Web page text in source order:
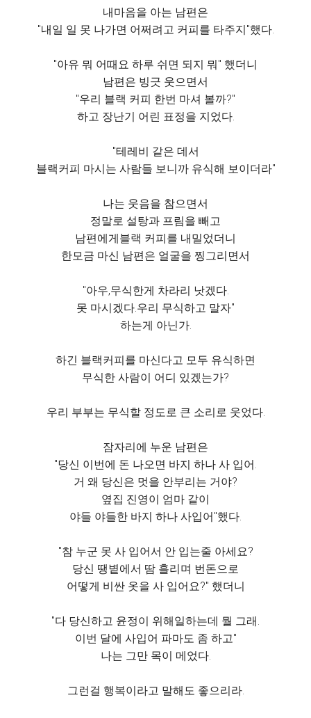
내마음을 아는 남편은
"내일 일 못 나가면 어쩌려고 커피를 타주지"했다.
"아유 뭐 어때요 하루 쉬면 되지 뭐" 했더니
남편은 빙긋 웃으면서
"우리 블랙 커피 한번 마셔 볼까?"
하고 장난기 어린 표정을 지었다.
"테레비 같은 데서
블랙커피 마시는 사람들 보니까 유식해 보이더라"
나는 웃음을 참으면서
정말로 설탕과 프림을 빼고
남편에게블랙 커피를 내밀었더니
한모금 마신 남편은 얼굴을 찡그리면서
"아우,무식한게 차라리 낫겠다.
못 마시겠다.우리 무식하고 말자"
하는게 아닌가.
하긴 블랙커피를 마신다고 모두 유식하면
무식한 사람이 어디 있겠는가?
우리 부부는 무식할 정도로 큰 소리로 웃었다.
잠자리에 누운 남편은
"당신 이번에 돈 나오면 바지 하나 사 입어.
거 왜 당신은 멋을 안부리는 거야?
옆집 진영이 엄마 같이
야들 야들한 바지 하나 사입어"했다.
"참 누군 못 사 입어서 안 입는줄 아세요?
당신 땡볕에서 땀 흘리며 번돈으로
어떻게 비싼 옷을 사 입어요?" 했더니
"다 당신하고 윤정이 위해일하는데 뭘 그래.
이번 달에 사입어 파마도 좀 하고"
나는 그만 목이 메었다.
그런걸 행복이라고 말해도 좋으리라.